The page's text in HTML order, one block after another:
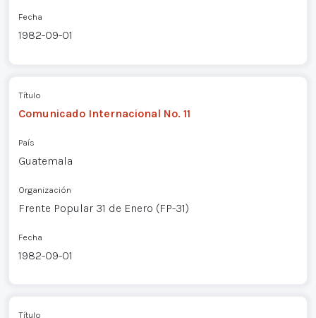
Fecha
1982-09-01
Título
Comunicado Internacional No. 11
País
Guatemala
Organización
Frente Popular 31 de Enero (FP-31)
Fecha
1982-09-01
Título